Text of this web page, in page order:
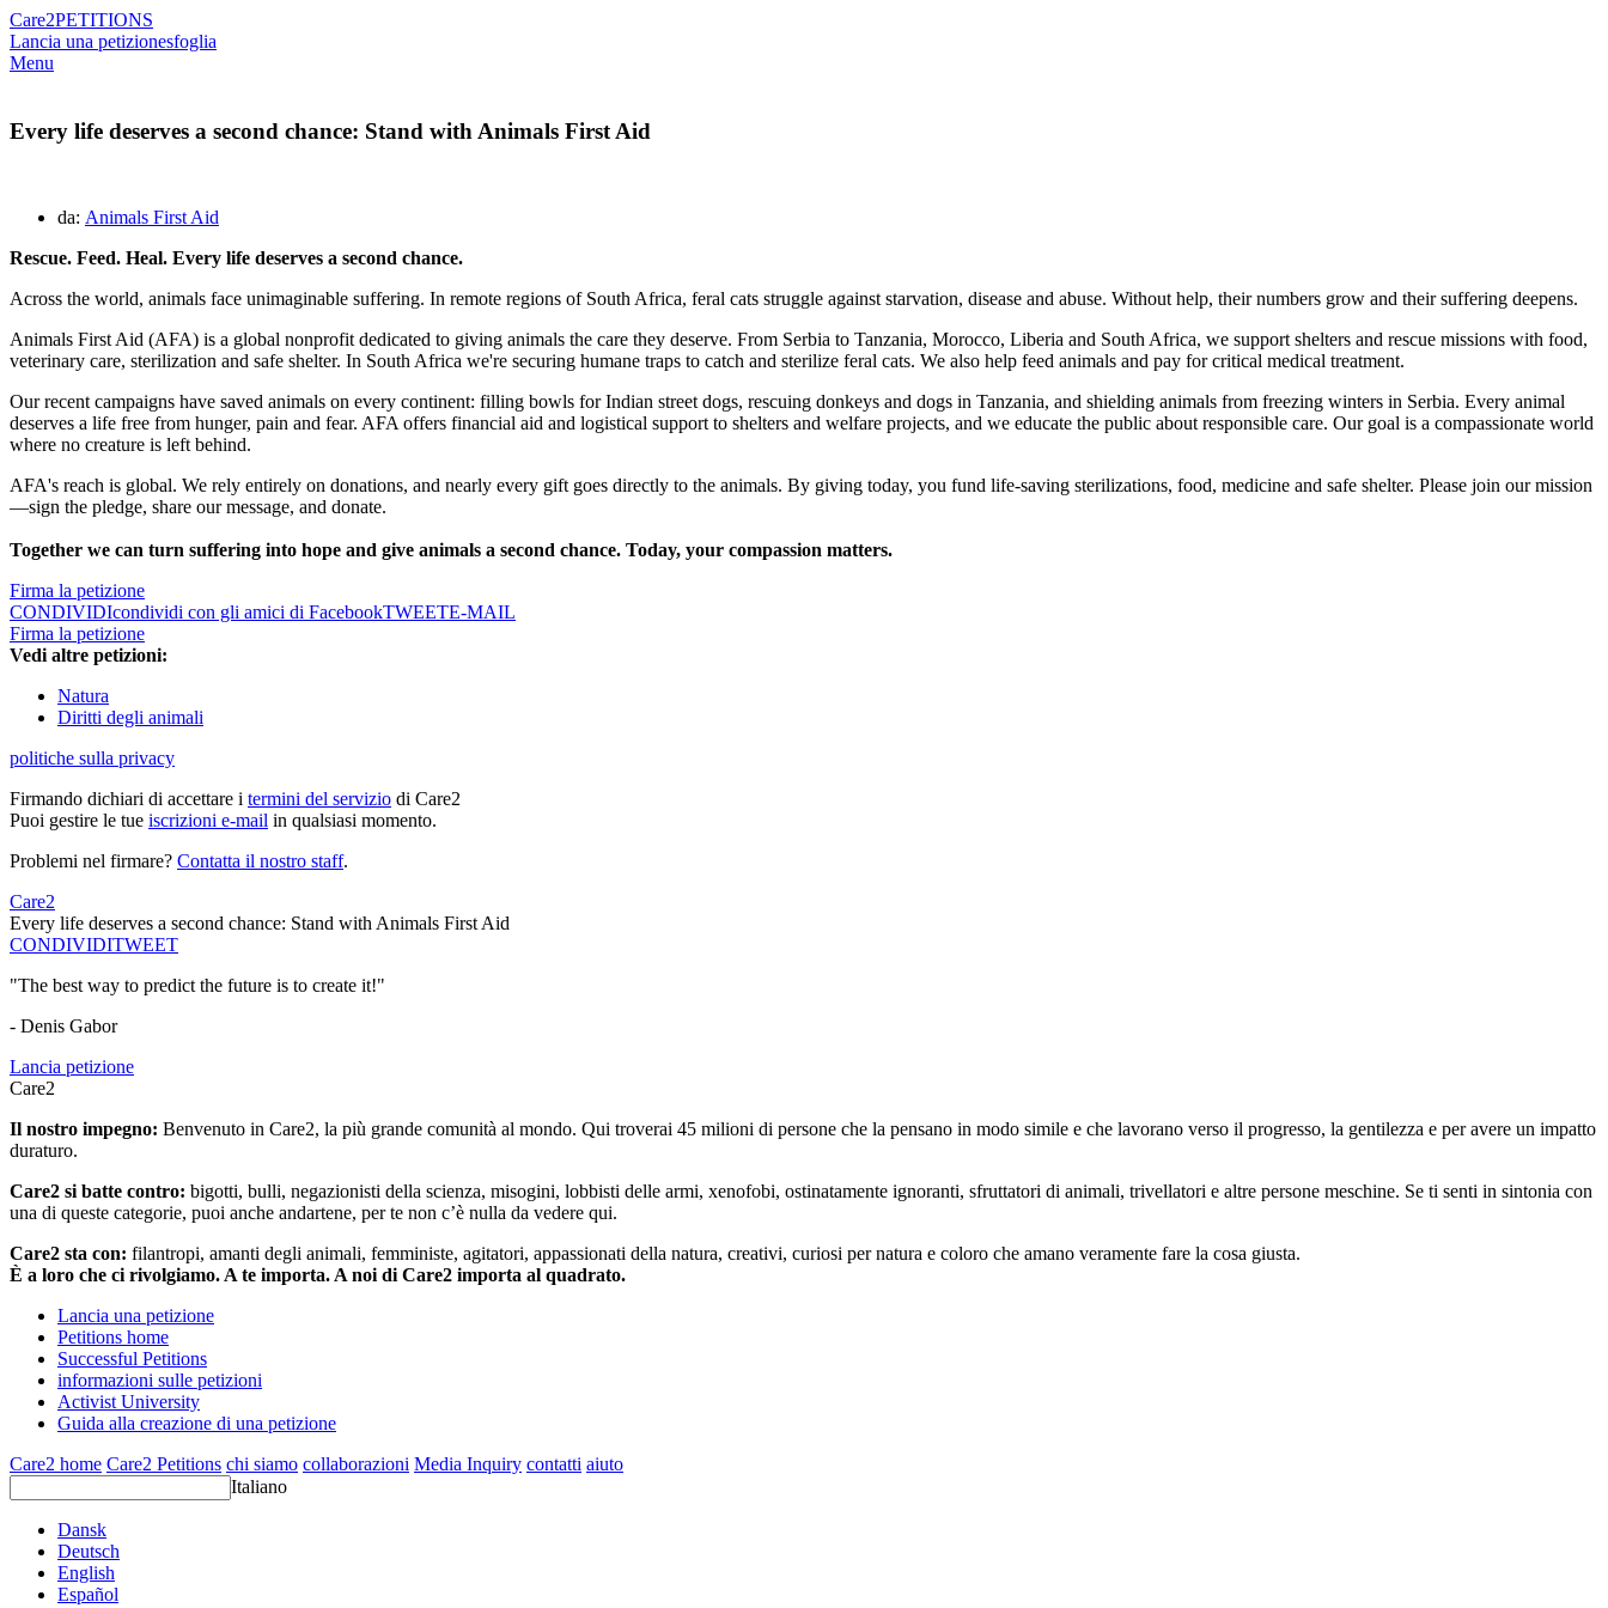
Care2PETITIONS
Lancia una petizionesfoglia
Menu
Every life deserves a second chance: Stand with Animals First Aid
da: Animals First Aid
Rescue. Feed. Heal. Every life deserves a second chance.
Across the world, animals face unimaginable suffering. In remote regions of South Africa, feral cats struggle against starvation, disease and abuse. Without help, their numbers grow and their suffering deepens.
Animals First Aid (AFA) is a global nonprofit dedicated to giving animals the care they deserve. From Serbia to Tanzania, Morocco, Liberia and South Africa, we support shelters and rescue missions with food,
veterinary care, sterilization and safe shelter. In South Africa we're securing humane traps to catch and sterilize feral cats. We also help feed animals and pay for critical medical treatment.
Our recent campaigns have saved animals on every continent: filling bowls for Indian street dogs, rescuing donkeys and dogs in Tanzania, and shielding animals from freezing winters in Serbia. Every animal
deserves a life free from hunger, pain and fear. AFA offers financial aid and logistical support to shelters and welfare projects, and we educate the public about responsible care. Our goal is a compassionate world
where no creature is left behind.
AFA's reach is global. We rely entirely on donations, and nearly every gift goes directly to the animals. By giving today, you fund life‑saving sterilizations, food, medicine and safe shelter. Please join our mission
—sign the pledge, share our message, and donate.
Together we can turn suffering into hope and give animals a second chance. Today, your compassion matters.
Firma la petizione
CONDIVIDIcondividi con gli amici di FacebookTWEETE-MAIL
Firma la petizione
Vedi altre petizioni:
Natura
Diritti degli animali
politiche sulla privacy
Firmando dichiari di accettare i termini del servizio di Care2
Puoi gestire le tue iscrizioni e-mail in qualsiasi momento.
Problemi nel firmare? Contatta il nostro staff.
Care2
Every life deserves a second chance: Stand with Animals First Aid
CONDIVIDITWEET
"The best way to predict the future is to create it!"
- Denis Gabor
Lancia petizione
Care2
Il nostro impegno: Benvenuto in Care2, la più grande comunità al mondo. Qui troverai 45 milioni di persone che la pensano in modo simile e che lavorano verso il progresso, la gentilezza e per avere un impatto
duraturo.
Care2 si batte contro: bigotti, bulli, negazionisti della scienza, misogini, lobbisti delle armi, xenofobi, ostinatamente ignoranti, sfruttatori di animali, trivellatori e altre persone meschine. Se ti senti in sintonia con
una di queste categorie, puoi anche andartene, per te non c’è nulla da vedere qui.
Care2 sta con: filantropi, amanti degli animali, femministe, agitatori, appassionati della natura, creativi, curiosi per natura e coloro che amano veramente fare la cosa giusta.
È a loro che ci rivolgiamo. A te importa. A noi di Care2 importa al quadrato.
Lancia una petizione
Petitions home
Successful Petitions
informazioni sulle petizioni
Activist University
Guida alla creazione di una petizione
Care2 home Care2 Petitions chi siamo collaborazioni Media Inquiry contatti aiuto
Italiano
Dansk
Deutsch
English
Español